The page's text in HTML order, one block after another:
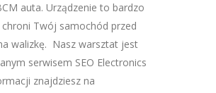
auta. Urządzenie to bardzo
chroni Twój samochód przed
walizkę. Nasz warsztat jest
serwisem SEO Electronics
znajdziesz na